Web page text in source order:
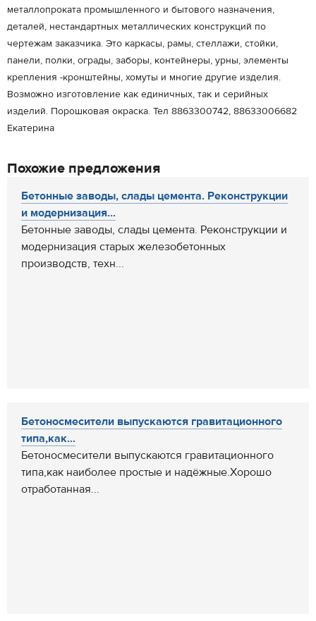
металлопроката промышленного и бытового назначения,
деталей, нестандартных металлических конструкций по
чертежам заказчика. Это каркасы, рамы, стеллажи, стойки,
панели, полки, ограды, заборы, контейнеры, урны, элементы
крепления -кронштейны, хомуты и многие другие изделия.
Возможно изготовление как единичных, так и серийных
изделий. Порошковая окраска. Тел 8863300742, 88633006682
Екатерина
Похожие предложения
Бетонные заводы, слады цемента. Реконструкции
и модернизация...
Бетонные заводы, слады цемента. Реконструкции и
модернизация старых железобетонных
производств, техн...
Бетоносмесители выпускаются гравитационного
типа,как...
Бетоносмесители выпускаются гравитационного
типа,как наиболее простые и надёжные.Хорошо
отработанная...